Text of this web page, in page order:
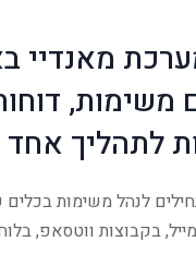
מאנדיי
משימות,
לתהליך
לנהל משימות בכלים
בקבוצות ווטסאפ,